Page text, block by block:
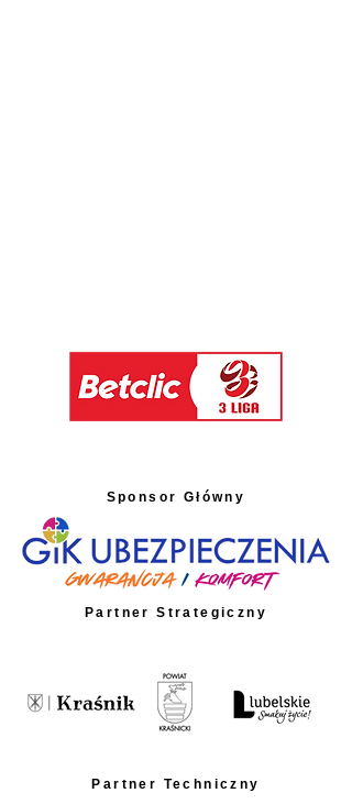
Sponsor Główny
Partner Strategiczny
Partner Techniczny